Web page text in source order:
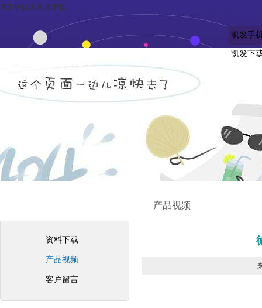
凯发手机版-凯发下载
凯发手
凯发下
资料下载
产品视频
客户留言
产品视频